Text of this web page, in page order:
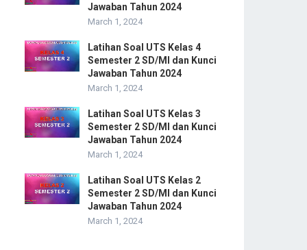
Jawaban Tahun 2024
March 1, 2024
Latihan Soal UTS Kelas 4
Semester 2 SD/MI dan Kunci
Jawaban Tahun 2024
March 1, 2024
Latihan Soal UTS Kelas 3
Semester 2 SD/MI dan Kunci
Jawaban Tahun 2024
March 1, 2024
Latihan Soal UTS Kelas 2
Semester 2 SD/MI dan Kunci
Jawaban Tahun 2024
March 1, 2024